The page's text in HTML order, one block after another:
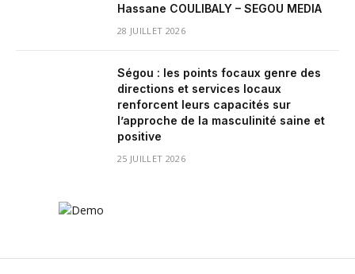
Hassane COULIBALY – SEGOU MEDIA
28 JUILLET 2026
Ségou : les points focaux genre des
directions et services locaux
renforcent leurs capacités sur
l’approche de la masculinité saine et
positive
25 JUILLET 2026